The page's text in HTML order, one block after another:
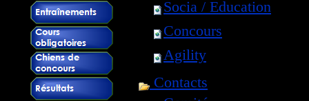
Socia / Education
Concours
Agility
Contacts